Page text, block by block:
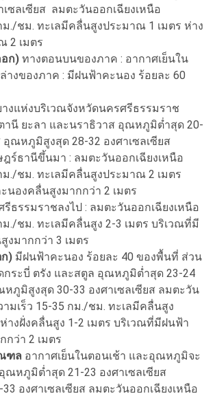
เซลเซียส ลมตะวันออกเฉียงเหนือ
ม./ชม. ทะเลมีคลื่นสูงประมาณ 1 เมตร ห่าง
2 เมตร
ก) ทางตอนบนของภาค : อากาศเย็นใน
างของภาค : มีฝนฟ้าคะนอง ร้อยละ 60
งแห่งบริเวณจังหวัดนครศรีธรรมราช
านี ยะลา และนราธิวาส อุณหภูมิต่ำสุด 20-
อุณหภูมิสูงสุด 28-32 องศาเซลเซียส
ร์ธานีขึ้นมา : ลมตะวันออกเฉียงเหนือ
ม./ชม. ทะเลมีคลื่นสูงประมาณ 2 เมตร
นองคลื่นสูงมากกว่า 2 เมตร
ธรรมราชลงไป : ลมตะวันออกเฉียงเหนือ
ม./ชม. ทะเลมีคลื่นสูง 2-3 เมตร บริเวณที่มี
มากกว่า 3 เมตร
) มีฝนฟ้าคะนอง ร้อยละ 40 ของพื้นที่ ส่วน
กระบี่ ตรัง และสตูล อุณหภูมิต่ำสุด 23-24
หภูมิสูงสุด 30-33 องศาเซลเซียส ลมตะวัน
ามเร็ว 15-35 กม./ชม. ทะเลมีคลื่นสูง
างฝั่งคลื่นสูง 1-2 เมตร บริเวณที่มีฝนฟ้า
ว่า 2 เมตร
ฑล อากาศเย็นในตอนเช้า และอุณหภูมิจะ
ณหภูมิต่ำสุด 21-23 องศาเซลเซียส
องศาเซลเซียส ลมตะวันออกเฉียงเหนือ